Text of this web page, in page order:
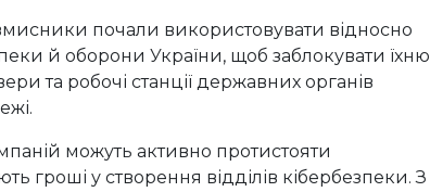
почали використовувати відносно
й оборони України, щоб заблокувати їхню
та робочі станції державних органів
можуть активно протистояти
гроші у створення відділів кібербезпеки. З